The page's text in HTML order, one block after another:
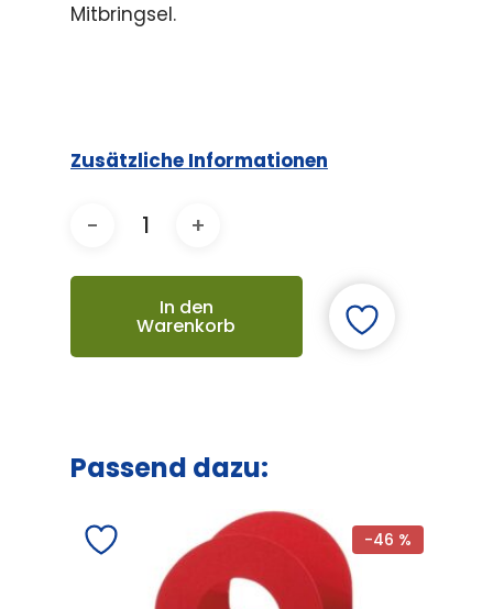
Mitbringsel.
Zusätzliche Informationen
In den
Warenkorb
Passend dazu:
-46 %